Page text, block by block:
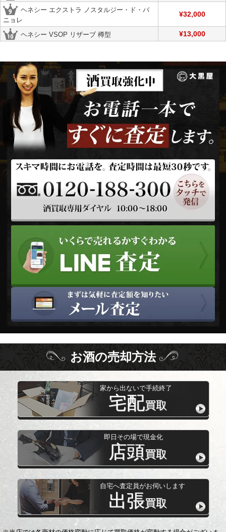
ヘネシー エクストラ ノスタルジー・ド・バ
ニョレ
¥32,000
ヘネシー VSOP リザーブ 樽型 ¥13,000
お酒の売却方法
家から出ないで手続終了
宅配買取
即日その場で現金化
店頭買取
自宅へ査定員がお伺いします
出張買取